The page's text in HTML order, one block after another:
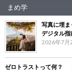
まめ学
写真に埋
デジタル指
2026年7月
ゼロトラストって何？